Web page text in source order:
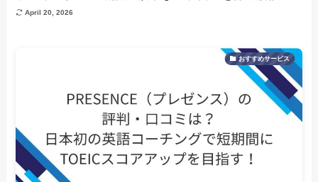
April 20, 2026
おすすめサービス